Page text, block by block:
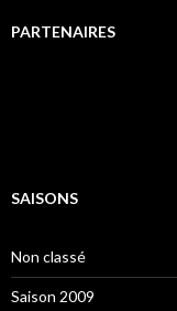
PARTENAIRES
SAISONS
Non classé
Saison 2009